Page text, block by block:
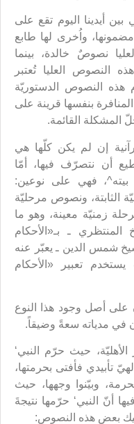
أيدينا اليوم تقع على
واُخرى لها طابع
نصوصٌ خالدة، بينما
النصوص العليا تُعتبر
هذه النصوص الدستوريّة
بنفسها قرينة على
المشكلة القائمة.
إن لم يكن كلّها هي
أن نتصرّف فيها، أمّا
بيته^، فهي على نوعين:
الثابتة، ونصوص مرحليّة
زمنيّة معينة، وهو ما
ـ بـ«الأحكام
شمس الدين ـ يعبّر عنه
يستخدم تعبير «الأحكام
على أصل وجود هذا النوع
في مدياته سعةً وضيقاً.
حيث حرّم النبي‘
تأبيدي فأفتى بحرمتها،
وبيّنوا وجهها، حيث
أنّ النبي‘ حرّمها نتيجةَ
بعض هذه النصوص: